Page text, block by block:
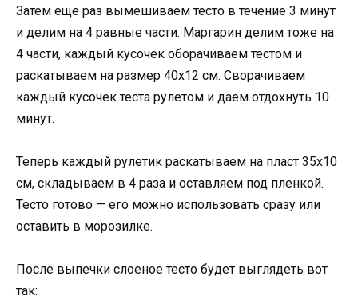
Затем еще раз вымешиваем тесто в течение 3 минут
и делим на 4 равные части. Маргарин делим тоже на
4 части, каждый кусочек оборачиваем тестом и
раскатываем на размер 40х12 см. Сворачиваем
каждый кусочек теста рулетом и даем отдохнуть 10
минут.
Теперь каждый рулетик раскатываем на пласт 35х10
см, складываем в 4 раза и оставляем под пленкой.
Тесто готово — его можно использовать сразу или
оставить в морозилке.
После выпечки слоеное тесто будет выглядеть вот
так: